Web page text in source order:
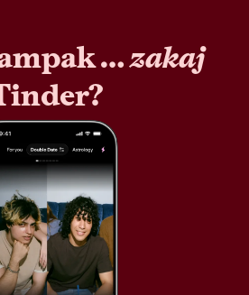
…zakaj